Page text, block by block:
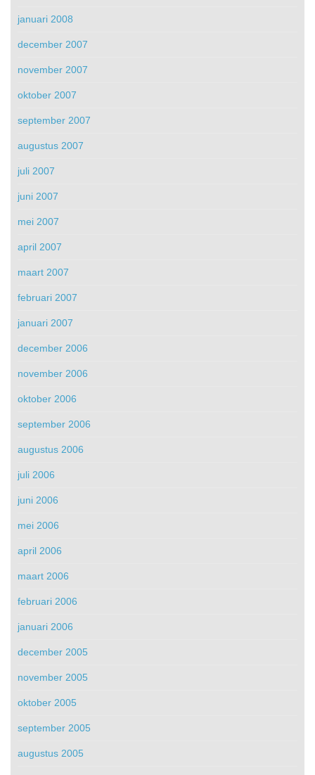
januari 2008
december 2007
november 2007
oktober 2007
september 2007
augustus 2007
juli 2007
juni 2007
mei 2007
april 2007
maart 2007
februari 2007
januari 2007
december 2006
november 2006
oktober 2006
september 2006
augustus 2006
juli 2006
juni 2006
mei 2006
april 2006
maart 2006
februari 2006
januari 2006
december 2005
november 2005
oktober 2005
september 2005
augustus 2005